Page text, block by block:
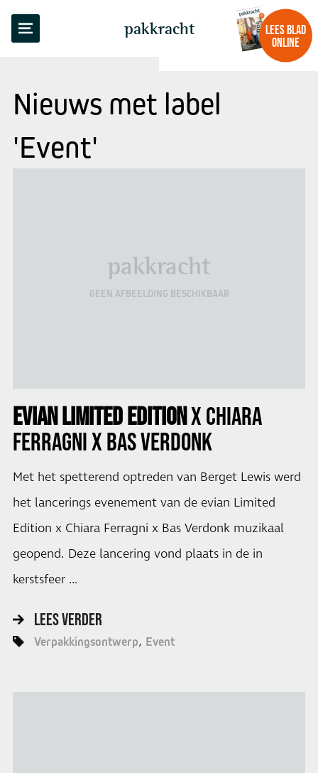
pakkracht
LEES BLAD
ONLINE
Nieuws met label
'Event'
pakkracht
GEEN AFBEELDING BESCHIKBAAR
EVIAN LIMITED EDITIONX CHIARA
FERRAGNI X BAS VERDONK
Met het spetterend optreden van Berget Lewis werd
het lancerings evenement van de evian Limited
Edition x Chiara Ferragni x Bas Verdonk muzikaal
geopend. Deze lancering vond plaats in de in
kerstsfeer …
LEES VERDER
Verpakkingsontwerp Event